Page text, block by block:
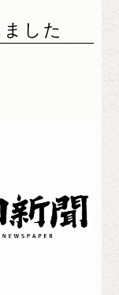
した